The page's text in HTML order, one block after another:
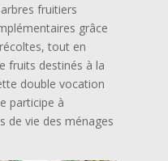
fruitiers
grâce
tout en
fruits destinés à la
double vocation
participe à
de vie des ménages